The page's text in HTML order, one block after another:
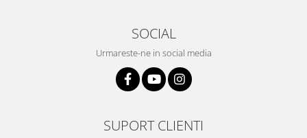
SOCIAL
Urmareste-ne in social media
SUPORT CLIENTI